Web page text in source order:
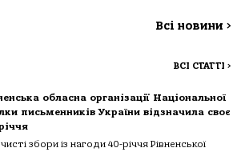
Всі новини >
ВСІ СТАТТІ >
обласна організації Національної
письменників України відзначила своє
збори із нагоди 40-річчя Рівненської